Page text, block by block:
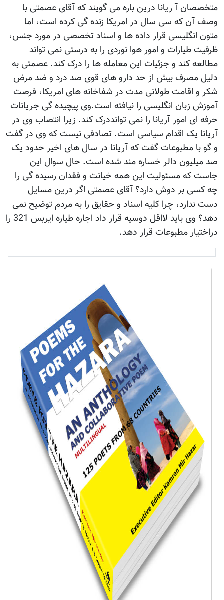
متخصصان آ ریانا درین باره می گویند که آقای عصمتی با
وصف آن که سی سال در امریکا زنده گی کرده است، اما
متون انگلیسی قرار داده ها و اسناد تخصصی در مورد جنس،
ظرفیت طیارات و امور هوا نوردی را به درستی نمی تواند
مطالعه کند و جزئیات این معامله ها را درک کند. عصمتی به
دلیل مصرف بیش از حد دارو های قوی صد درد و ضد مرض
شکر و اقامت طولانی مدت در شفاخانه های امریکا، فرصت
آموزش زبان انگلیسی را نیافته است.وی پیچیده گی جریانات
حرفه ای امور آریانا را نمی توانددرک کند. زیرا انتصاب وی در
آریانا یک اقدام سیاسی است. تصادفی نیست که وی در گفت
و گو با مطبوعات گفت که آریانا در سال های اخیر حدود یک
صد میلیون دالر خساره مند شده است. حال سوال این
جاست که مسئولیت این همه خیانت و فقدان رسیده گی را
چه کسی بر دوش دارد؟ آقای عصمتی اگر درین مسایل
دست ندارد، چرا کلیه اسناد و حقایق را به مردم توضیح نمی
دهد؟ وی باید لااقل دوسیه قرار داد اجاره طیاره ایربس 321 را
دراختیار مطبوعات قرار دهد.